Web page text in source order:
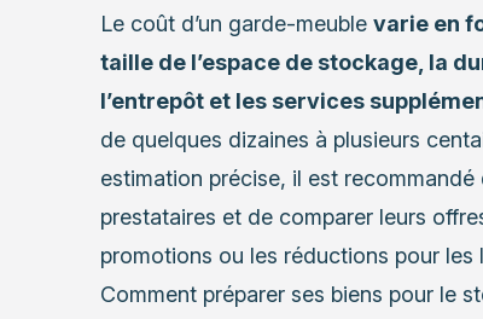
Le coût d’un garde-meuble varie en
taille de l’espace de stockage, la
l’entrepôt et les services
de quelques dizaines à plusieurs
estimation précise, il est
prestataires et de comparer leurs
promotions ou les réductions pour
Comment préparer ses biens pour le